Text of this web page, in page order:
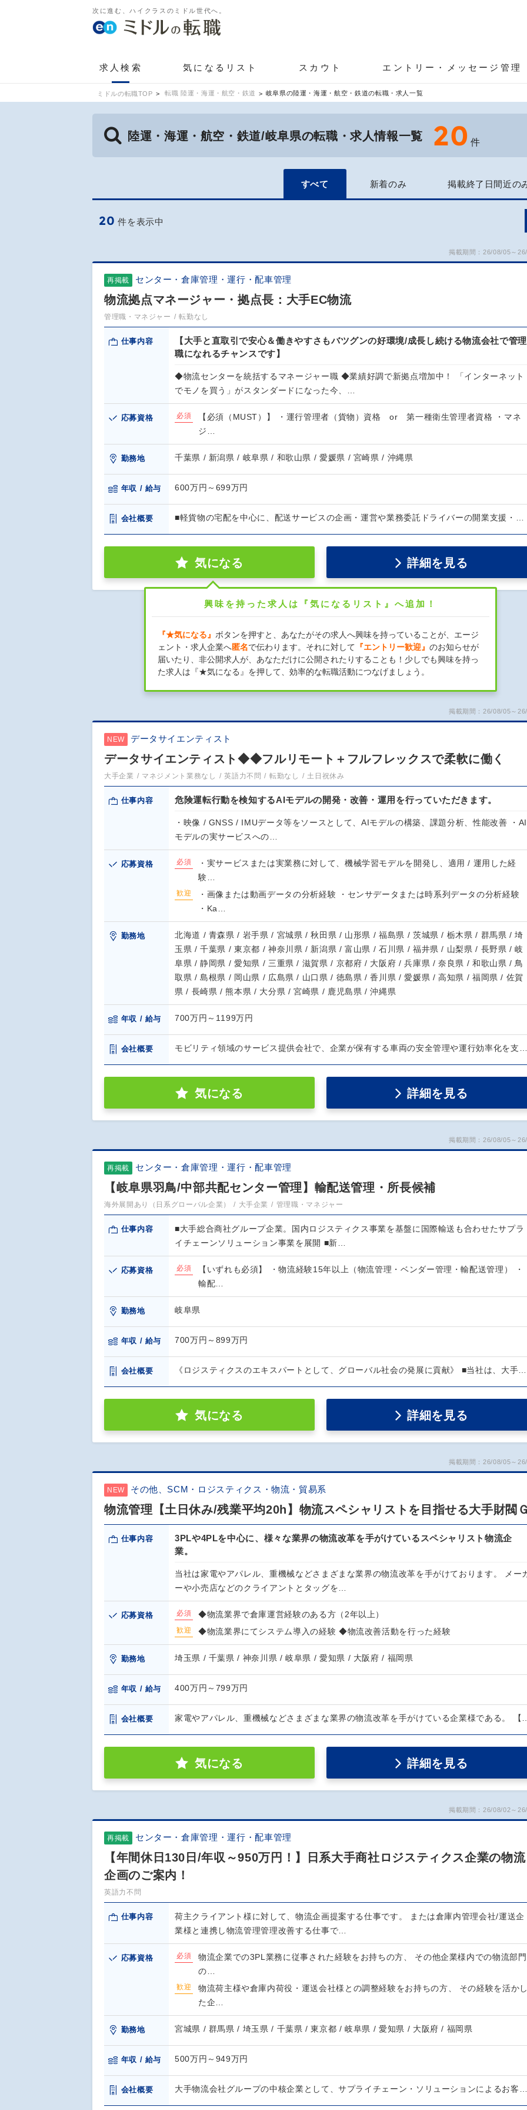
次に進む、ハイクラスのミドル世代へ。
求人検索 気になるリスト スカウト エントリー・メッセージ管理
ミドルの転職TOP 転職 陸運・海運・航空・鉄道 岐阜県の陸運・海運・航空・鉄道の転職・求人一覧
陸運・海運・航空・鉄道/岐阜県の転職・求人情報一覧 20 件
すべて 新着のみ 掲載終了日間近の
20 件を表示中
掲載期間：26/08/05～
再掲載 センター・倉庫管理・運行・配車管理
物流拠点マネージャー・拠点長：大手EC物流
管理職・マネジャー 転勤なし
仕事内容
【大手と直取引で安心＆働きやすさもバツグンの好環境/成長し続ける物流会社で管理
職になれるチャンスです】
◆物流センターを統括するマネージャー職 ◆業績好調で新拠点増加中！ 「インターネット
でモノを買う」がスタンダードになった今、…
応募資格 必須
【必須（MUST）】 ・運行管理者（貨物）資格 or 第一種衛生管理者資格 ・マネ
ジ…
勤務地 千葉県 / 新潟県 / 岐阜県 / 和歌山県 / 愛媛県 / 宮崎県 / 沖縄県
年収 / 給与 600万円～699万円
会社概要 ■軽貨物の宅配を中心に、配送サービスの企画・運営や業務委託ドライバーの開業支援・…
気になる 詳細を見る
興味を持った求人は『気になるリスト』へ追加！
『★気になる』 ボタンを押すと、あなたがその求人へ興味を持っていることが、エージ
ェント・求人企業へ匿名で伝わります。それに対して 『エントリー歓迎』 のお知らせが
届いたり、非公開求人が、あなただけに公開されたりすることも！少しでも興味を持っ
た求人は『★気になる』を押して、効率的な転職活動につなげましょう。
掲載期間：26/08/05～
NEW データサイエンティスト
データサイエンティスト◆◆フルリモート＋フルフレックスで柔軟に働く
大手企業 マネジメント業務なし 英語力不問 転勤なし 土日祝休み
仕事内容 危険運転行動を検知するAIモデルの開発・改善・運用を行っていただきます。
・映像 / GNSS / IMUデータ等をソースとして、AIモデルの構築、課題分析、性能改善 ・AI
モデルの実サービスへの…
応募資格 必須
・実サービスまたは実業務に対して、機械学習モデルを開発し、適用 / 運用した経
験…
歓迎
・画像または動画データの分析経験 ・センサデータまたは時系列データの分析経験
・Ka…
勤務地
北海道 / 青森県 / 岩手県 / 宮城県 / 秋田県 / 山形県 / 福島県 / 茨城県 / 栃木県 / 群馬県 / 埼
玉県 / 千葉県 / 東京都 / 神奈川県 / 新潟県 / 富山県 / 石川県 / 福井県 / 山梨県 / 長野県 / 岐
阜県 / 静岡県 / 愛知県 / 三重県 / 滋賀県 / 京都府 / 大阪府 / 兵庫県 / 奈良県 / 和歌山県 / 鳥
取県 / 島根県 / 岡山県 / 広島県 / 山口県 / 徳島県 / 香川県 / 愛媛県 / 高知県 / 福岡県 / 佐賀
県 / 長崎県 / 熊本県 / 大分県 / 宮崎県 / 鹿児島県 / 沖縄県
年収 / 給与 700万円～1199万円
会社概要 モビリティ領域のサービス提供会社で、企業が保有する車両の安全管理や運行効率化を支
気になる 詳細を見る
掲載期間：26/08/05～
再掲載 センター・倉庫管理・運行・配車管理
【岐阜県羽鳥/中部共配センター管理】輸配送管理・所長候補
海外展開あり（日系グローバル企業） 大手企業 管理職・マネジャー
仕事内容
■大手総合商社グループ企業。国内ロジスティクス事業を基盤に国際輸送も合わせたサプラ
イチェーンソリューション事業を展開 ■新…
応募資格 必須
【いずれも必須】 ・物流経験15年以上（物流管理・ベンダー管理・輸配送管理） ・
輸配…
勤務地 岐阜県
年収 / 給与 700万円～899万円
会社概要 《ロジスティクスのエキスパートとして、グローバル社会の発展に貢献》 ■当社は、大手…
気になる 詳細を見る
掲載期間：26/08/05～
NEW その他、SCM・ロジスティクス・物流・貿易系
物流管理【土日休み/残業平均20h】物流スペシャリストを目指せる大手財閥
仕事内容
3PLや4PLを中心に、様々な業界の物流改革を手がけているスペシャリスト物流企
業。
当社は家電やアパレル、重機械などさまざまな業界の物流改革を手がけております。 メー
ーや小売店などのクライアントとタッグを…
応募資格 必須 ◆物流業界で倉庫運営経験のある方（2年以上）
歓迎 ◆物流業界にてシステム導入の経験 ◆物流改善活動を行った経験
勤務地 埼玉県 / 千葉県 / 神奈川県 / 岐阜県 / 愛知県 / 大阪府 / 福岡県
年収 / 給与 400万円～799万円
会社概要 家電やアパレル、重機械などさまざまな業界の物流改革を手がけている企業様である。
気になる 詳細を見る
掲載期間：26/08/02～
再掲載 センター・倉庫管理・運行・配車管理
【年間休日130日/年収～950万円！】日系大手商社ロジスティクス企業の物流
企画のご案内！
英語力不問
仕事内容
荷主クライアント様に対して、物流企画提案する仕事です。 または倉庫内管理会社/運送企
業様と連携し物流管理管理改善する仕事で…
応募資格 必須
物流企業での3PL業務に従事された経験をお持ちの方、 その他企業様内での物流部門
の…
歓迎
物流荷主様や倉庫内荷役・運送会社様との調整経験をお持ちの方、 その経験を活か
た企…
勤務地 宮城県 / 群馬県 / 埼玉県 / 千葉県 / 東京都 / 岐阜県 / 愛知県 / 大阪府 / 福岡県
年収 / 給与 500万円～949万円
会社概要 大手物流会社グループの中核企業として、サプライチェーン・ソリューションによるお客